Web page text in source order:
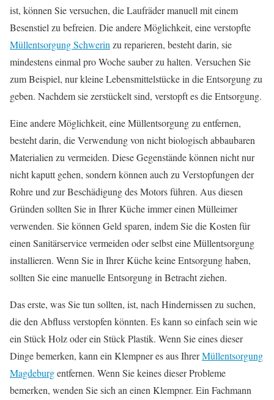
ist, können Sie versuchen, die Laufräder manuell mit einem
Besenstiel zu befreien. Die andere Möglichkeit, eine verstopfte
Müllentsorgung Schwerin zu reparieren, besteht darin, sie
mindestens einmal pro Woche sauber zu halten. Versuchen Sie
zum Beispiel, nur kleine Lebensmittelstücke in die Entsorgung zu
geben. Nachdem sie zerstückelt sind, verstopft es die Entsorgung.
Eine andere Möglichkeit, eine Müllentsorgung zu entfernen,
besteht darin, die Verwendung von nicht biologisch abbaubaren
Materialien zu vermeiden. Diese Gegenstände können nicht nur
nicht kaputt gehen, sondern können auch zu Verstopfungen der
Rohre und zur Beschädigung des Motors führen. Aus diesen
Gründen sollten Sie in Ihrer Küche immer einen Mülleimer
verwenden. Sie können Geld sparen, indem Sie die Kosten für
einen Sanitärservice vermeiden oder selbst eine Müllentsorgung
installieren. Wenn Sie in Ihrer Küche keine Entsorgung haben,
sollten Sie eine manuelle Entsorgung in Betracht ziehen.
Das erste, was Sie tun sollten, ist, nach Hindernissen zu suchen,
die den Abfluss verstopfen könnten. Es kann so einfach sein wie
ein Stück Holz oder ein Stück Plastik. Wenn Sie eines dieser
Dinge bemerken, kann ein Klempner es aus IhrerMüllentsorgung
Magdeburgentfernen. Wenn Sie keines dieser Probleme
bemerken, wenden Sie sich an einen Klempner. Ein Fachmann